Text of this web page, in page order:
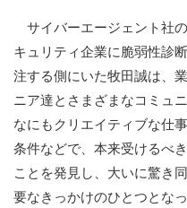
サイバーエージェント社
キュリティ企業に脆弱性診
注する側にいた牧田誠は、
ニア達とさまざまなコミュ
なにもクリエイティブな仕
条件などで、本来受けるべ
ことを発見し、大いに驚き
要なきっかけのひとつとな